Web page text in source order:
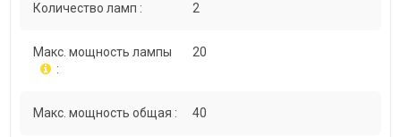
Количество ламп : 2
Макс. мощность лампы
:
20
Макс. мощность общая : 40